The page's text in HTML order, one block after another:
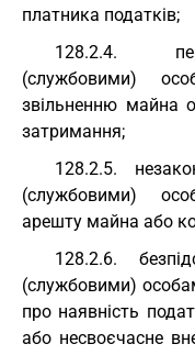
платника податків;
128.2.4.
(службовими)
звільненню майна
затримання;
128.2.5.
(службовими)
арешту майна або
128.2.6.
(службовими)
про наявність
або несвоєчасне